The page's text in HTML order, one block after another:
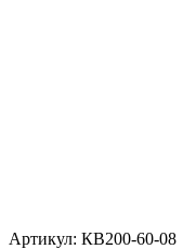
Артикул: КВ200-60-08